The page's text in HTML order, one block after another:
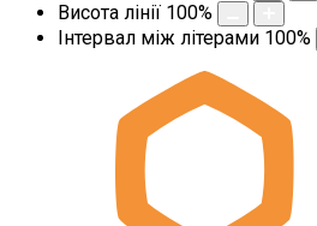
Висота лінії 100%
Інтервал між літерами 100%